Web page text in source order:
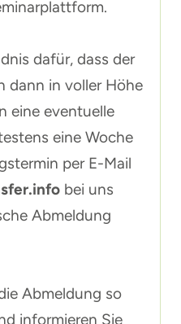
dafür, dass der
dann in voller Höhe
eine eventuelle
eine Woche
per E-Mail
bei uns
Abmeldung
Abmeldung so
informieren Sie